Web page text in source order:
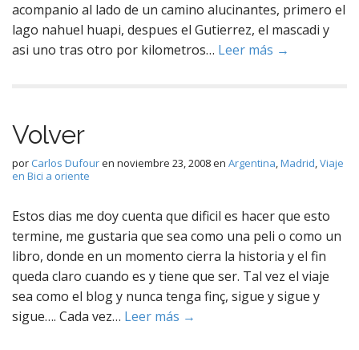
acompanio al lado de un camino alucinantes, primero el
lago nahuel huapi, despues el Gutierrez, el mascadi y
asi uno tras otro por kilometros… Leer más →
Volver
por Carlos Dufouren noviembre 23, 2008en Argentina,Madrid,Viaje
en Bici a oriente
Estos dias me doy cuenta que dificil es hacer que esto
termine, me gustaria que sea como una peli o como un
libro, donde en un momento cierra la historia y el fin
queda claro cuando es y tiene que ser. Tal vez el viaje
sea como el blog y nunca tenga finç, sigue y sigue y
sigue…. Cada vez… Leer más →